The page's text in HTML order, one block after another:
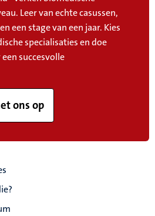
Leer van echte casussen,
een stage van een jaar. Kies
specialisaties en doe
succesvolle
ons op